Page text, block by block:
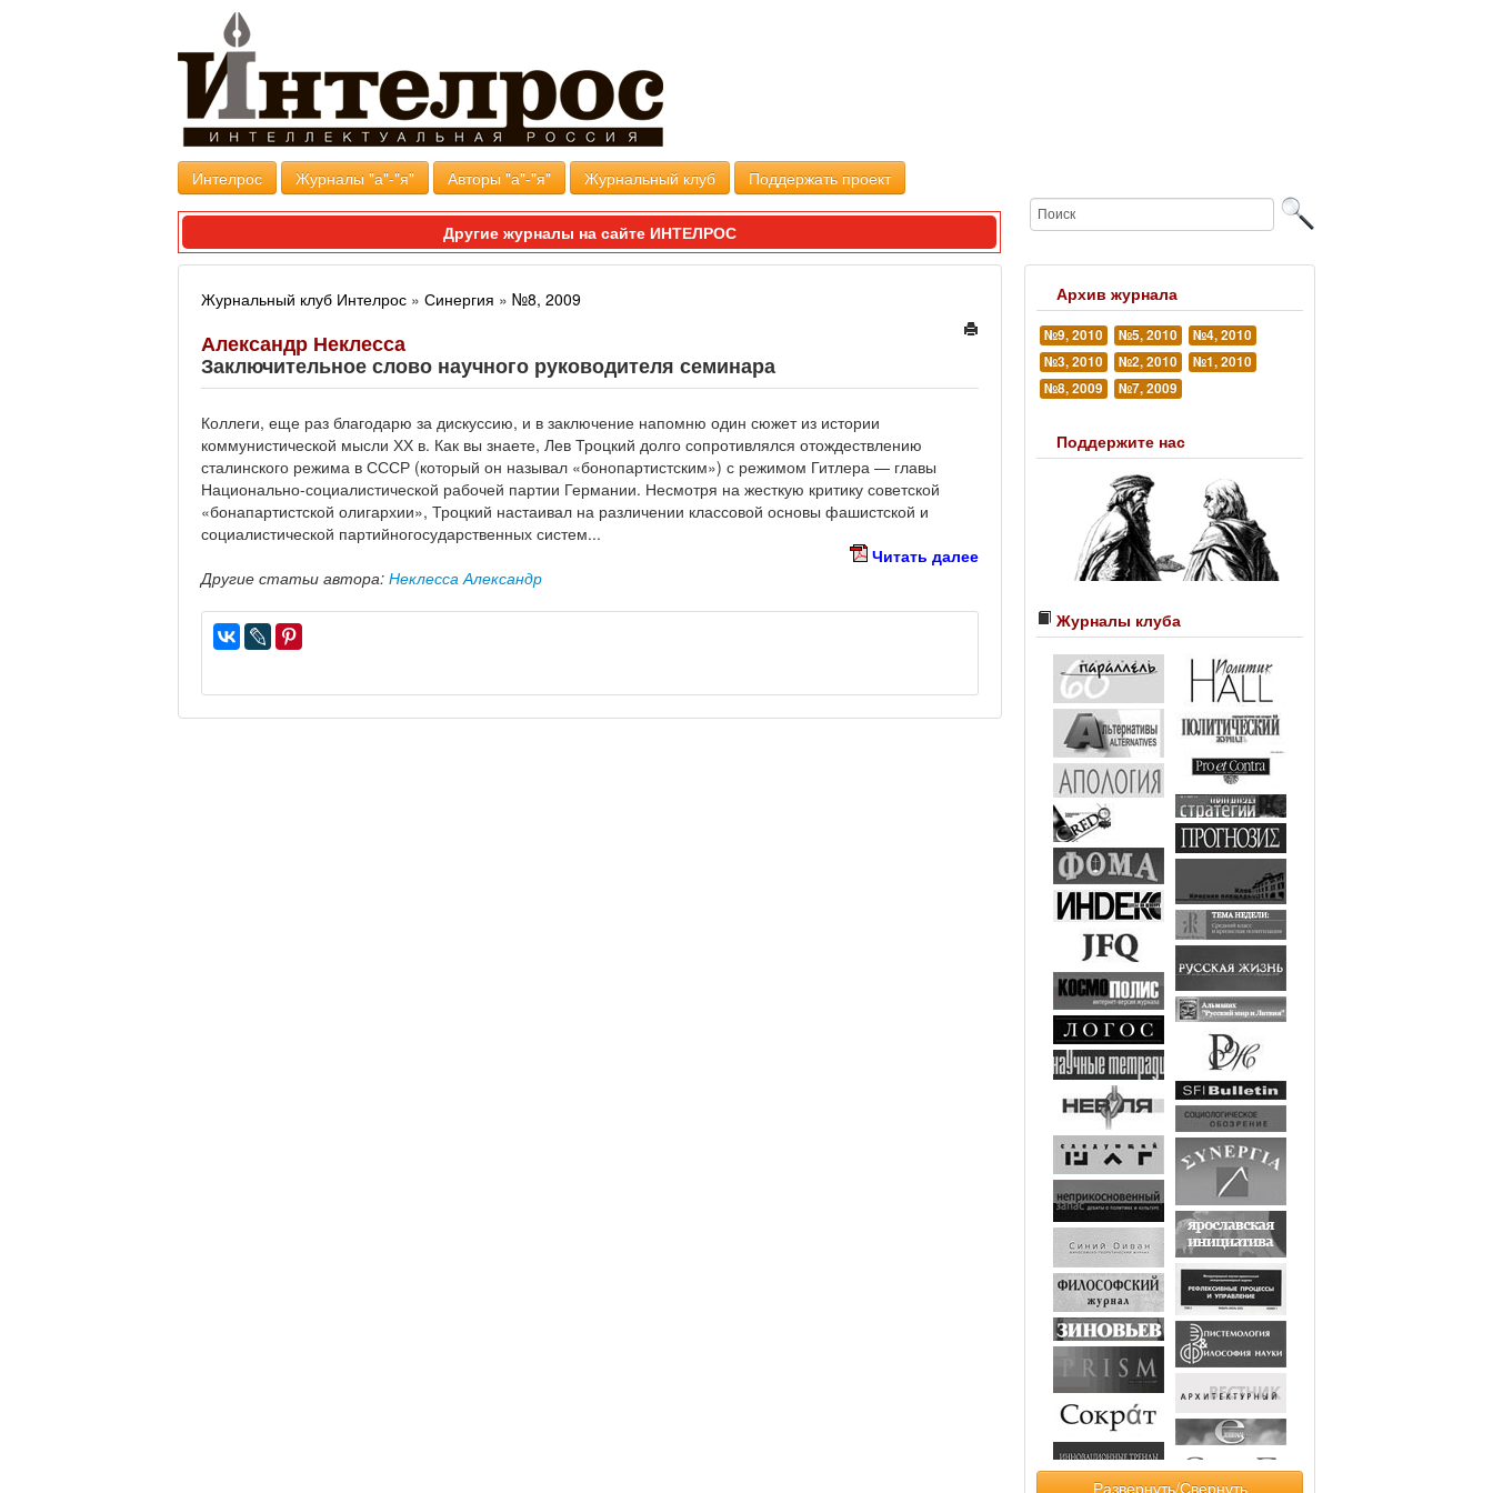
Интелрос Журналы "а"-"я" Авторы "а"-"я" Журнальный клуб Поддержать проект
Другие журналы на сайте ИНТЕЛРОС
Журнальный клуб Интелрос » Синергия » №8, 2009
Александр Неклесса
Заключительное слово научного руководителя семинара
Коллеги, еще раз благодарю за дискуссию, и в заключение напомню один сюжет из истории
коммунистической мысли ХХ в. Как вы знаете, Лев Троцкий долго сопротивлялся отождествлению
сталинского режима в СССР (который он называл «бонопартистским») с режимом Гитлера — главы
Национально-социалистической рабочей партии Германии. Несмотря на жесткую критику советской
«бонапартистской олигархии», Троцкий настаивал на различении классовой основы фашистской и
социалистической партийногосударственных систем...
Читать далее
Другие статьи автора: Неклесса Александр
Архив журнала
№9, 2010 №5, 2010
№4, 2010
№3, 2010
№2, 2010
№1, 2010
№8, 2009
№7, 2009
Поддержите нас
Журналы клуба
Развернуть/Свернуть